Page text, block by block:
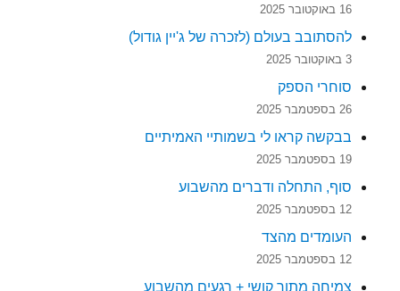
16 באוקטובר 2025
להסתובב בעולם (לזכרה של ג'יין גודול)
3 באוקטובר 2025
סוחרי הספק
26 בספטמבר 2025
בבקשה קראו לי בשמותיי האמיתיים
19 בספטמבר 2025
סוף, התחלה ודברים מהשבוע
12 בספטמבר 2025
העומדים מהצד
12 בספטמבר 2025
צמיחה מתוך קושי + רגעים מהשבוע